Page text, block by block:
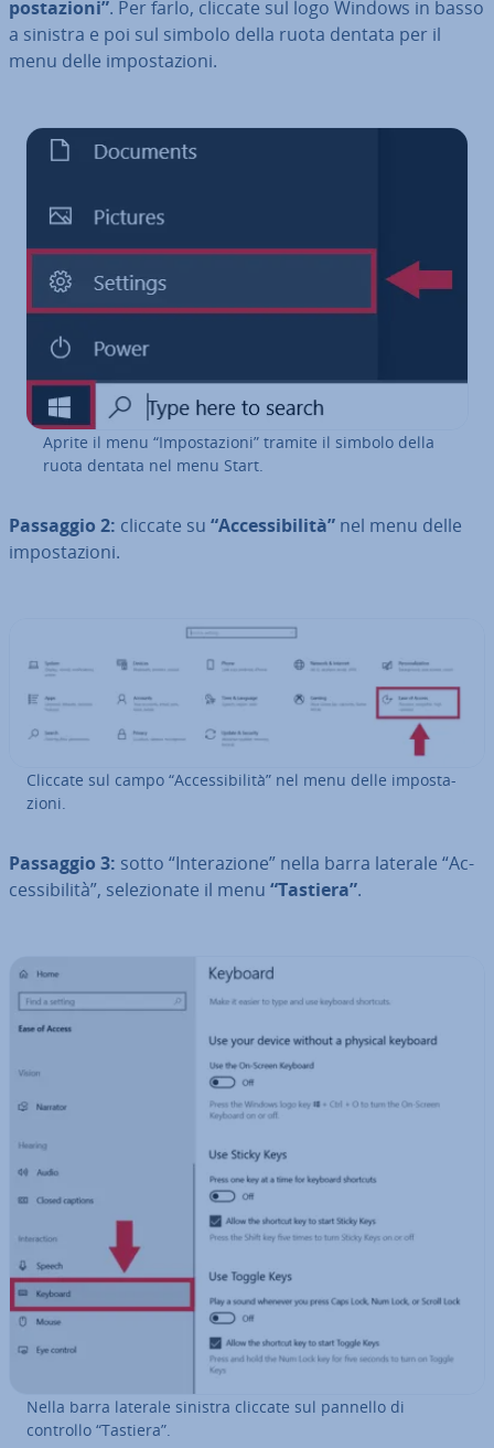
po­sta­zio­ni”. Per farlo, cliccate sul logo Windows in basso
a sinistra e poi sul simbolo della ruota dentata per il
menu delle im­po­sta­zio­ni.
Aprite il menu “Im­po­sta­zio­ni” tramite il simbolo della
ruota dentata nel menu Start.
Passaggio 2: cliccate su “Ac­ces­si­bi­li­tà” nel menu delle
im­po­sta­zio­ni.
Cliccate sul campo “Ac­ces­si­bi­li­tà” nel menu delle im­po­sta­
zio­ni.
Passaggio 3: sotto “In­te­ra­zio­ne” nella barra laterale “Ac­
ces­si­bi­li­tà”, se­le­zio­na­te il menu “Tastiera”.
Nella barra laterale sinistra cliccate sul pannello di
controllo “Tastiera”.